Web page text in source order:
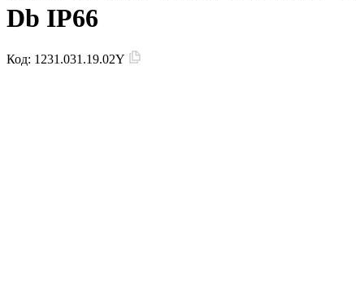
Db IP66
Код: 1231.031.19.02Y